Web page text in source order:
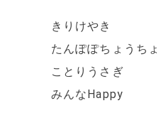
きりけやき
たんぽぽちょうちょ
ことりうさぎ
みんなHappy